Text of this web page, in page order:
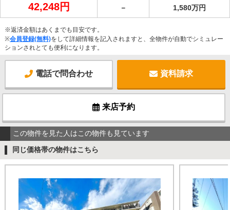
42,248円 － 1,580万円
※返済金額はあくまでも目安です。
※会員登録(無料)をして詳細情報を記入されますと、全物件が自動でシミュレー
ションされとても便利になります。
電話で問合わせ 資料請求
来店予約
この物件を見た人はこの物件も見ています
同じ価格帯の物件はこちら